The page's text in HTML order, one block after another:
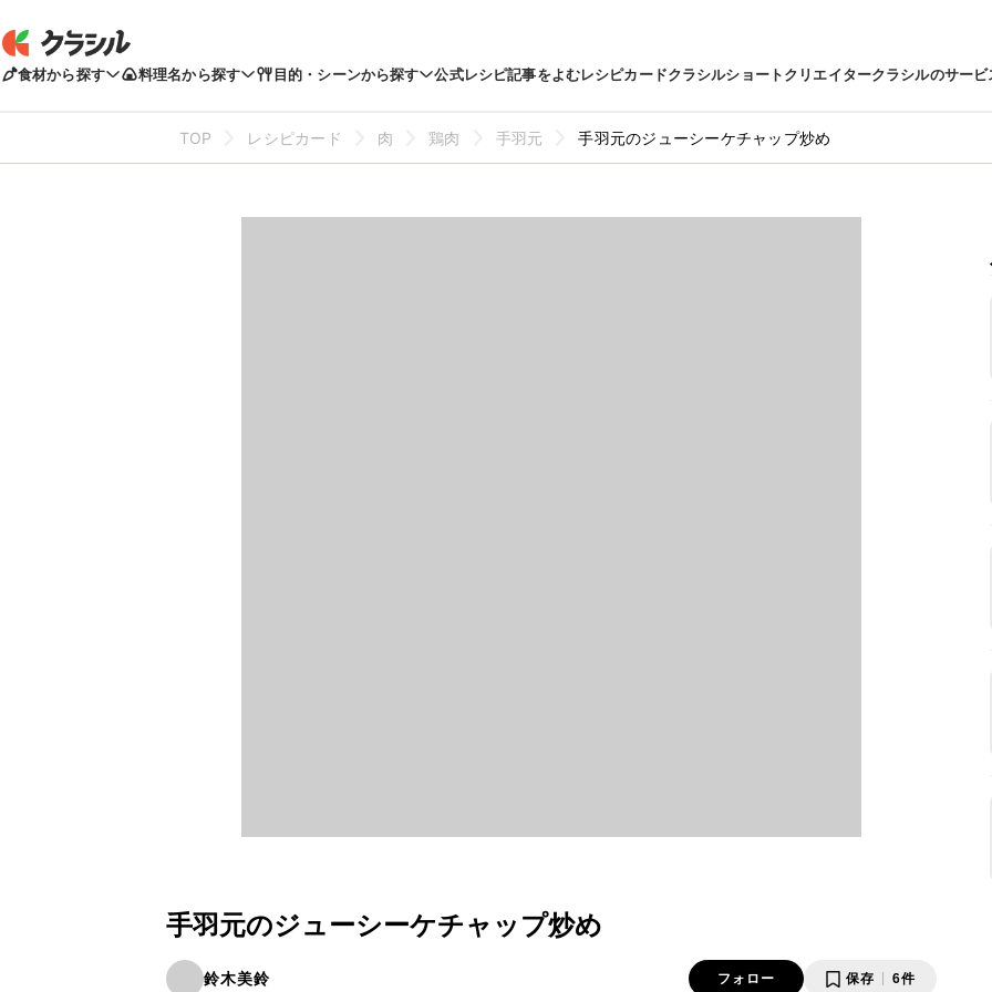
食材から探す 料理名から探す 目的・シーンから探す 公式レシピ記事をよむレシピカードクラシルショートクリエイタークラシルのサービ
TOP レシピカード 肉 鶏肉 手羽元 手羽元のジューシーケチャップ炒め
手羽元のジューシーケチャップ炒め
鈴木美鈴 フォロー 保存 6件